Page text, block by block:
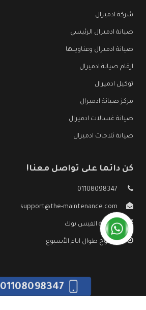
شركة ادميرال
صيانة ادميرال الرئيسي
صيانة ادميرال وعناوينها
ارقام صيانة ادميرال
توكيل ادميرال
مركز صيانة ادميرال
صيانة غسالات ادميرال
صيانة ثلاجات ادميرال
كن دائما على تواصل معنا!
01108098347
support@the-maintenance.com
صفحة الفيس بوك
مفتوح طوال ايام الأسبوع
01108098347